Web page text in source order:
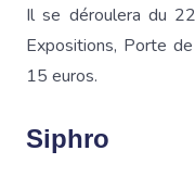
Il se déroulera du
Expositions, Porte
15 euros.
Siphro